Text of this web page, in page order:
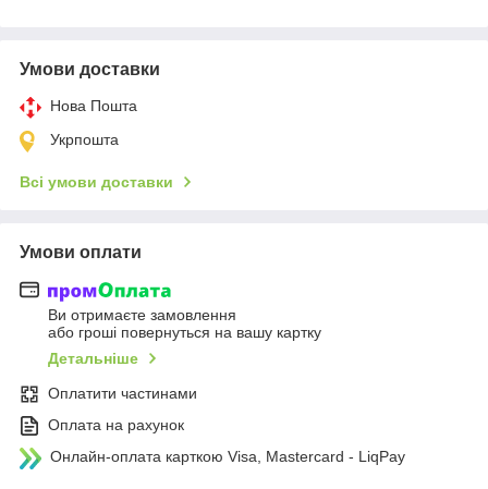
Умови доставки
Нова Пошта
Укрпошта
Всі умови доставки
Умови оплати
Ви отримаєте замовлення
або гроші повернуться на вашу картку
Детальніше
Оплатити частинами
Оплата на рахунок
Онлайн-оплата карткою Visa, Mastercard - LiqPay